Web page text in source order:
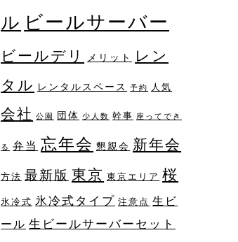
ル ビールサーバー
ビールデリ メリット
レン
タル レンタルスペース 予約 人気
会社 公園 団体 少人数 幹事 座ってでき
る 弁当 忘年会 懇親会 新年会
方法 最新版 東京 東京エリア 桜
氷冷式 氷冷式タイプ 注意点 生ビ
ール 生ビールサーバーセット